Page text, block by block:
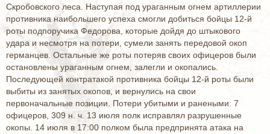
Скробовского леса. Наступая под ураганным огнем артиллерии
противника наибольшего успеха смогли добиться бойцы 12-й
роты подпоручика Федорова, которые дойдя до штыкового
удара и несмотря на потери, сумели занять передовой окоп
германцев. Остальные же роты потеряв своих офицеров были
остановлены ураганным огнем, залегли и окопались.
Последующей контратакой противника бойцы 12-й роты были
выбиты из занятых окопов, и вернулись на свои
первоначальные позиции. Потери убитыми и ранеными: 7
офицеров, 309 н. ч. 13 июля полк исправлял разрушенные
окопы. 14 июля в 17:00 полком была предпринята атака на